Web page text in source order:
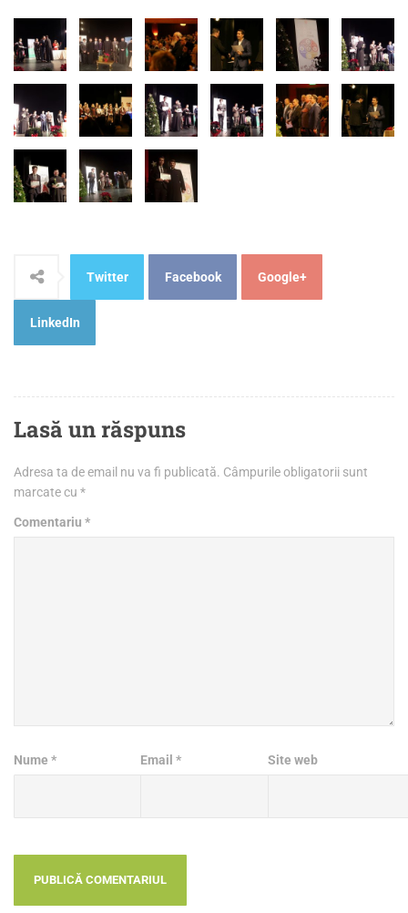
Twitter Facebook Google+
LinkedIn
Lasă un răspuns
Adresa ta de email nu va fi publicată. Câmpurile obligatorii sunt
marcate cu *
Comentariu *
Nume * Email* Site web